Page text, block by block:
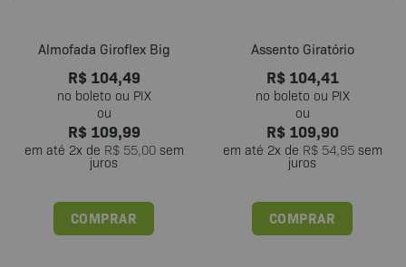
Almofada Giroflex Big
R$104,49
R$109,99
em até 2x de R$55,00sem
juros
COMPRAR
Assento Giratório
R$104,41
R$109,90
em até 2x de R$54,95sem
juros
COMPRAR